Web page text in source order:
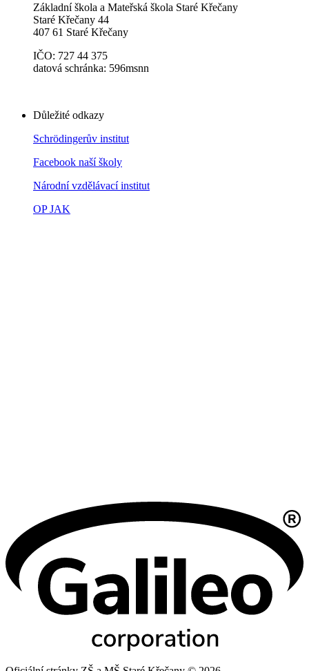
Základní škola a Mateřská škola Staré Křečany
Staré Křečany 44
407 61 Staré Křečany
IČO: 727 44 375
datová schránka: 596msnn
Důležité odkazy
Schrödingerův institut
Facebook naší školy
Národní vzdělávací institut
OP JAK